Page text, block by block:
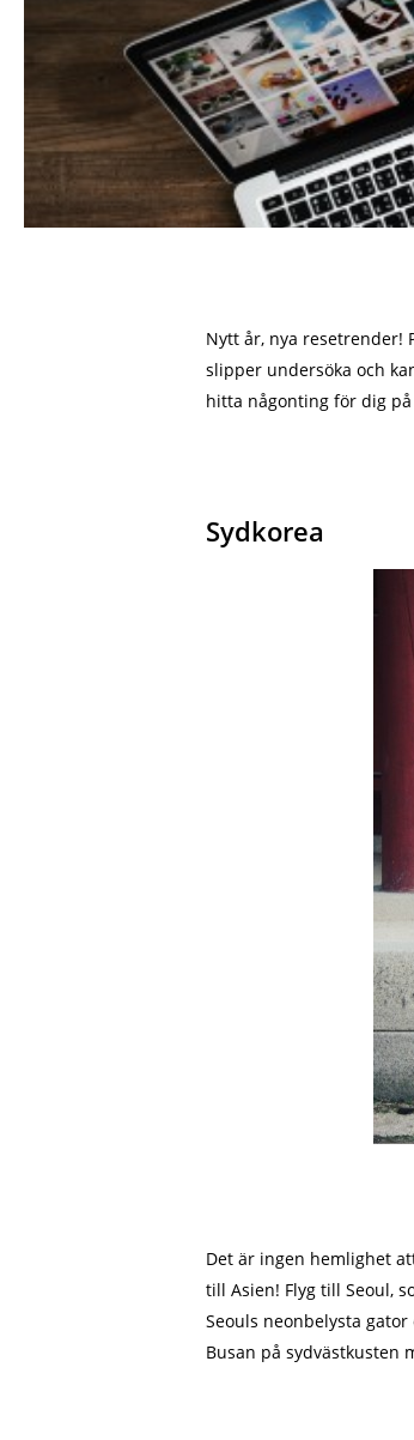
Hit enter to search or ESC to close
Nytt år, nya resetrender!
slipper undersöka och
hitta någonting för dig
Sydkorea
Det är ingen hemlighet
till Asien! Flyg till Seoul,
Seouls neonbelysta
Busan på sydvästkusten